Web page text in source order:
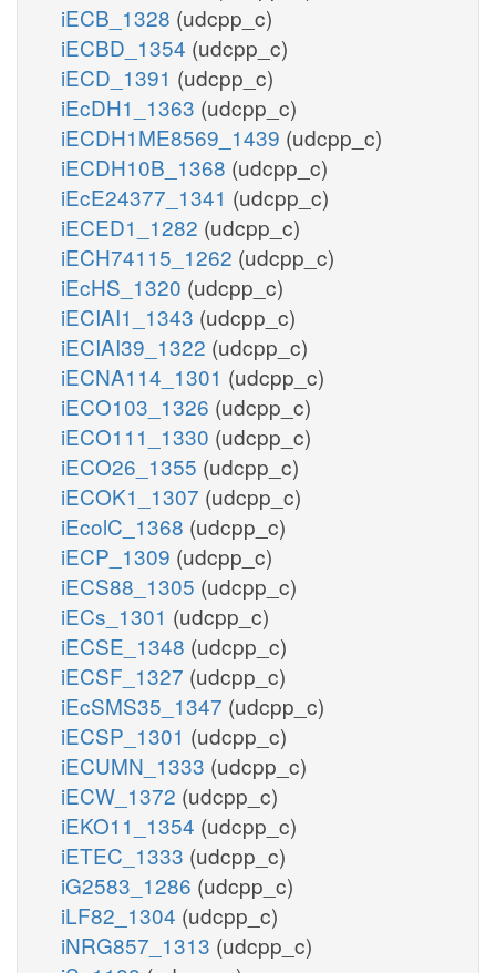
iECB_1328 (udcpp_c)
iECBD_1354 (udcpp_c)
iECD_1391 (udcpp_c)
iEcDH1_1363 (udcpp_c)
iECDH1ME8569_1439 (udcpp_c)
iECDH10B_1368 (udcpp_c)
iEcE24377_1341 (udcpp_c)
iECED1_1282 (udcpp_c)
iECH74115_1262 (udcpp_c)
iEcHS_1320 (udcpp_c)
iECIAI1_1343 (udcpp_c)
iECIAI39_1322 (udcpp_c)
iECNA114_1301 (udcpp_c)
iECO103_1326 (udcpp_c)
iECO111_1330 (udcpp_c)
iECO26_1355 (udcpp_c)
iECOK1_1307 (udcpp_c)
iEcolC_1368 (udcpp_c)
iECP_1309 (udcpp_c)
iECS88_1305 (udcpp_c)
iECs_1301 (udcpp_c)
iECSE_1348 (udcpp_c)
iECSF_1327 (udcpp_c)
iEcSMS35_1347 (udcpp_c)
iECSP_1301 (udcpp_c)
iECUMN_1333 (udcpp_c)
iECW_1372 (udcpp_c)
iEKO11_1354 (udcpp_c)
iETEC_1333 (udcpp_c)
iG2583_1286 (udcpp_c)
iLF82_1304 (udcpp_c)
iNRG857_1313 (udcpp_c)